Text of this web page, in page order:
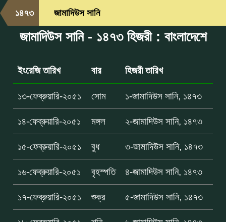
১৪৭৩ জামাদিউস সানি
জামাদিউস সানি - ১৪৭৩ হিজরী : বাংলাদেশে
ইংরেজি তারিখ বার হিজরী তারিখ
১৩-ফেব্রুয়ারি-২০৫১ সোম ১-জামাদিউস সানি, ১৪৭৩
১৪-ফেব্রুয়ারি-২০৫১ মঙ্গল ২-জামাদিউস সানি, ১৪৭৩
১৫-ফেব্রুয়ারি-২০৫১ বুধ ৩-জামাদিউস সানি, ১৪৭৩
১৬-ফেব্রুয়ারি-২০৫১ বৃহস্পতি ৪-জামাদিউস সানি, ১৪৭৩
১৭-ফেব্রুয়ারি-২০৫১ শুক্র ৫-জামাদিউস সানি, ১৪৭৩